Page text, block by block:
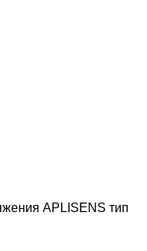
APLISENS тип